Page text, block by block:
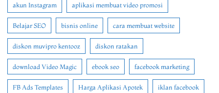
akun Instagram aplikasi membuat video promosi
Belajar SEO bisnis online cara membuat website
diskon muvipro kentooz diskon ratakan
download Video Magic ebook seo facebook marketing
FB Ads Templates Harga Aplikasi Apotek iklan facebook